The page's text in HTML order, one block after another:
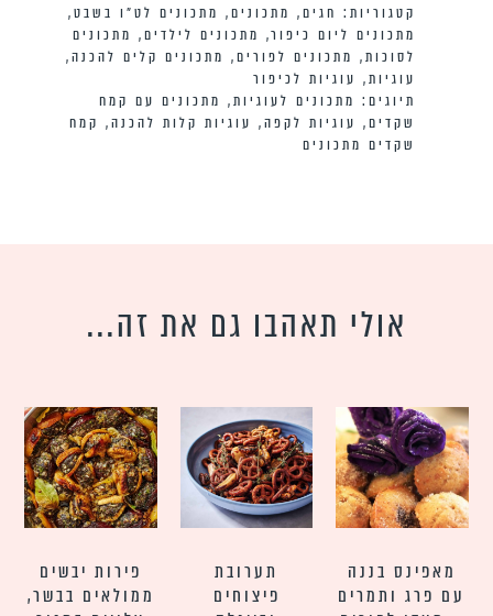
קטגוריות: חגים, מתכונים, מתכונים לט״ו בשבט,
מתכונים ליום כיפור, מתכונים לילדים, מתכונים
לסוכות, מתכונים לפורים, מתכונים קלים להכנה,
עוגיות, עוגיות לכיפור
תיוגים: מתכונים לעוגיות, מתכונים עם קמח
שקדים, עוגיות לקפה, עוגיות קלות להכנה, קמח
שקדים מתכונים
אולי תאהבו גם את זה...
מאפינס בננה
עם פרג ותמרים
תערובת
פיצוחים
פירות יבשים
ממולאים בבשר,